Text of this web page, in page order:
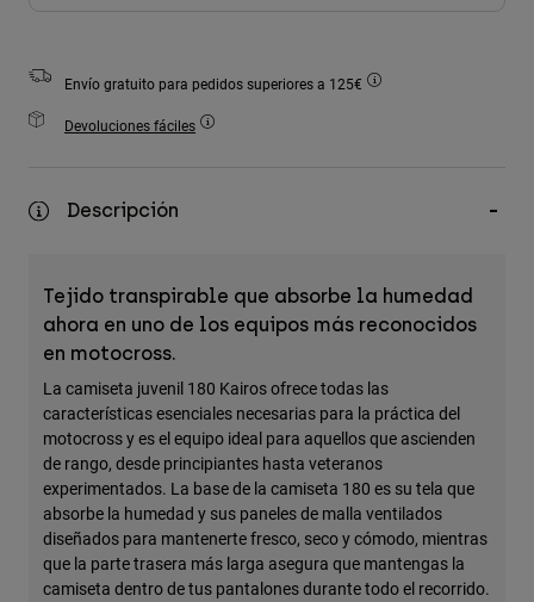
Ver Todo
Bolsas y Mochilas
Envío gratuito para pedidos superiores a 125€
Devoluciones fáciles
Descripción
Tejido transpirable que absorbe la humedad
ahora en uno de los equipos más reconocidos
en motocross.
La camiseta juvenil 180 Kairos ofrece todas las
características esenciales necesarias para la práctica del
motocross y es el equipo ideal para aquellos que ascienden
de rango, desde principiantes hasta veteranos
experimentados. La base de la camiseta 180 es su tela que
absorbe la humedad y sus paneles de malla ventilados
diseñados para mantenerte fresco, seco y cómodo, mientras
que la parte trasera más larga asegura que mantengas la
camiseta dentro de tus pantalones durante todo el recorrido.